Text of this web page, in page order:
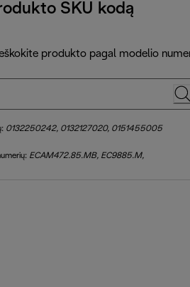
SKU kodą
produkto pagal modelio
0132250242, 0132127020, 0151455005
ECAM472.85.MB, EC9885.M,